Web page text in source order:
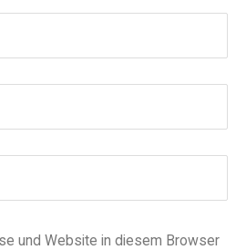
und Website in diesem Browser